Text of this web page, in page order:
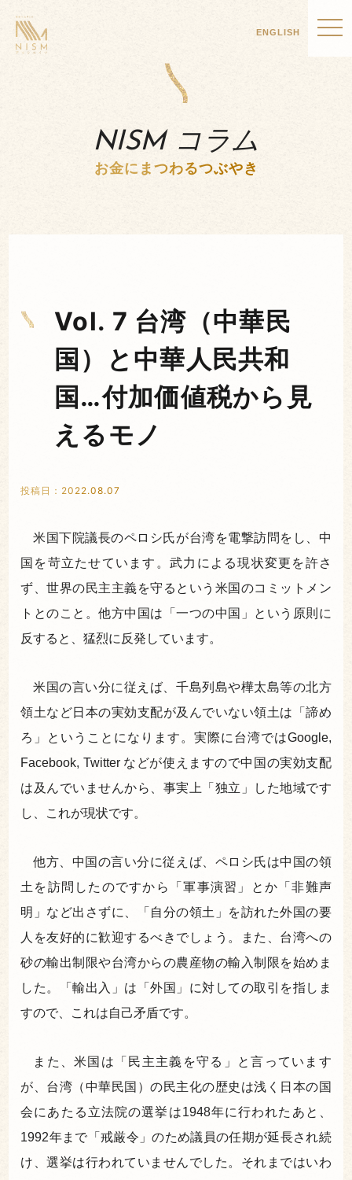
ENGLISH
NISM コラム
お金にまつわるつぶやき
Vol. 7 台湾（中華民
国）と中華人民共和
国…付加価値税から見
えるモノ
投稿日：2022.08.07
米国下院議長のペロシ氏が台湾を電撃訪問をし、中
国を苛立たせています。武力による現状変更を許さ
ず、世界の民主主義を守るという米国のコミットメン
トとのこと。他方中国は「一つの中国」という原則に
反すると、猛烈に反発しています。
米国の言い分に従えば、千島列島や樺太島等の北方
領土など日本の実効支配が及んでいない領土は「諦め
ろ」ということになります。実際に台湾ではGoogle,
Facebook, Twitter などが使えますので中国の実効支配
は及んでいませんから、事実上「独立」した地域です
し、これが現状です。
他方、中国の言い分に従えば、ペロシ氏は中国の領
土を訪問したのですから「軍事演習」とか「非難声
明」など出さずに、「自分の領土」を訪れた外国の要
人を友好的に歓迎するべきでしょう。また、台湾への
砂の輸出制限や台湾からの農産物の輸入制限を始めま
した。「輸出入」は「外国」に対しての取引を指しま
すので、これは自己矛盾です。
また、米国は「民主主義を守る」と言っています
が、台湾（中華民国）の民主化の歴史は浅く日本の国
会にあたる立法院の選挙は1948年に行われたあと、
1992年まで「戒厳令」のため議員の任期が延長され続
け、選挙は行われていませんでした。それまではいわ